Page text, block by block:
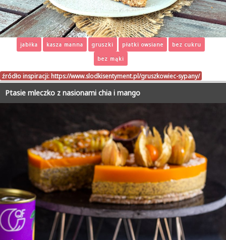
jabłka kasza manna gruszki płatki owsiane
bez cukru
bez mąki
źródło inspiracji: https://www.slodkisentyment.pl/gruszkowiec-sypany/
Ptasie mleczko z nasionami chia i mango